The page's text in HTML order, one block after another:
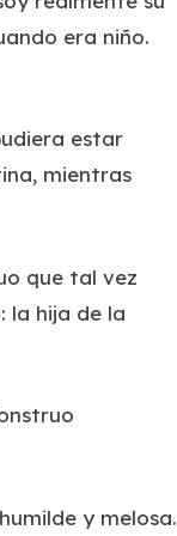
era niño.
estar
mientras
que tal vez
la hija de la
y melosa.